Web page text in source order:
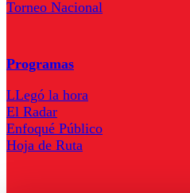
Torneo Nacional
Programas
LLegó la hora
El Radar
Enfoqué Público
Hoja de Ruta